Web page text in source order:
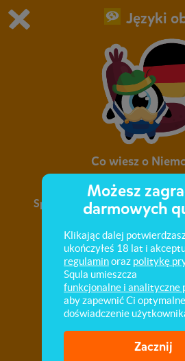
Grasz w wersję
Kup teraz!
0 1
Języki
Co wiesz o
Sprawdź swoją wiedzę na
kuchni
Możesz
darmowych
Klikając dalej
ukończyłeś 18 lat i
regulaminoraz politykę
Squla umieszcza
funkcjonalne i analityczne
aby zapewnić Ci optymalne
doświadczenie
Zacznij